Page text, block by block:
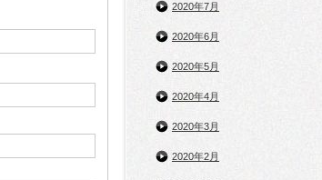
2020年7月
2020年6月
2020年5月
2020年4月
2020年3月
2020年2月